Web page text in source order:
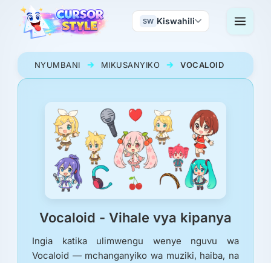
SW Kiswahili
NYUMBANI MIKUSANYIKO VOCALOID
Vocaloid - Vihale vya kipanya
Ingia katika ulimwengu wenye nguvu wa
Vocaloid — mchanganyiko wa muziki, haiba, na